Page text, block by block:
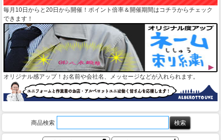
毎月10日からと20日から開催！ポイント倍率＆開催期間はコチラからチェック
できます！
オリジナル感アップ！お名前や会社名、メッセージなどが入れられます。
商品検索